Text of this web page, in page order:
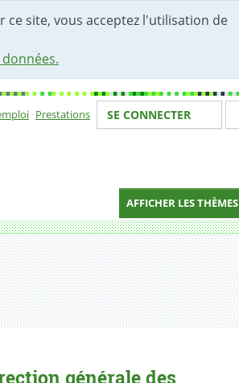
ce site, vous acceptez l'utilisation de
Prestations Votre identité
SE CONNECTER
AFFICHER LES THÈMES
générale des